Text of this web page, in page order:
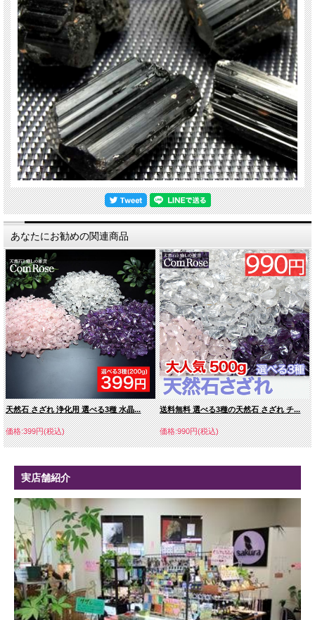
あなたにお勧めの関連商品
天然石 さざれ 浄化用 選べる3種 水晶...
価格:399円(税込)
送料無料 選べる3種の天然石 さざれ チ...
価格:990円(税込)
実店舗紹介